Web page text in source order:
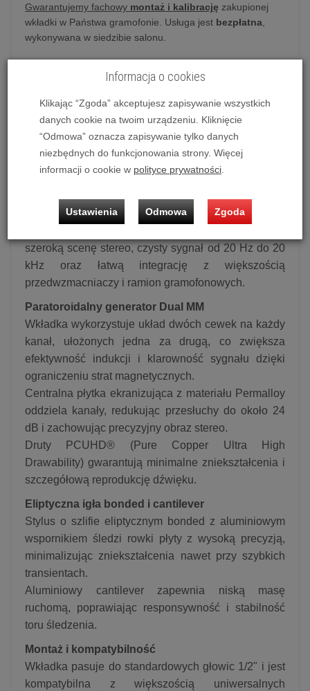
Gwarantujemy fachowy montaż i kalibrację zakupionej
wkładki w Państwa gramofonie. Usługa jest bezpłatna
wykonywana w siedzibie salonu.
Technica AT-VM520xEB
Audio-TechnicaAT-VM520xEB| Wkładka
MM | Seria AT-VMx
AT-VM520xEB to wysokowyjściowa wkładka
zaawansowany generator paratoroidalny z
szeroką scenę stereo, czysty sygnał od 20 Hz do 20
kHz oraz łatwą integrację z większością
przedwzmacniaczy i ramion gramofonowych.
Paratoroidalny generator Dual MM
Wkładka wykorzystuje układ dwóch cewek na każdy
kanał, ułożonych jedna za drugą, co zwiększa
efektywność indukcji i klarowność sygnału dzięki
ograniczeniu strat magnetycznych.
Centralna płytka ekranizująca z materiału Permalloy
oddziela kanały, redukując przesłuchy do około 24
dB i zachowując precyzyjny obraz stereo.
Druty PCUHD® (Pure Copper Ultra High
Drawability) gwarantują minimalne zniekształcenia i
szczegółową reprodukcję dźwięku.
Eliptyczna igła bonded i cantilever
Stylus o szlifie eliptycznym bonded z alu­miniowym
wspornikiem śledzi rowki płyty z wysoką precyzją,
minimalizując zniekształcenia nawet przy szybkich
transientach.
Aluminiowy cantilever zapewnia niską masę
ruchomą, poprawiając responsywność i stabilność
toru śledzenia.
Montaż i kompatybilność
Wkładka pasuje do standardowych głowic 1/2" i jest
kompatybilna z większością uniwersalnych
Informacja o cookies
Klikając “Zgoda” akceptujesz zapisywanie wszystkich
danych cookie na twoim urządzeniu. Kliknięcie
“Odmowa” oznacza zapisywanie tylko danych
niezbędnych do funkcjonowania strony. Więcej
informacji o cookie w polityce prywatności
Ustawienia Odmowa Zgoda